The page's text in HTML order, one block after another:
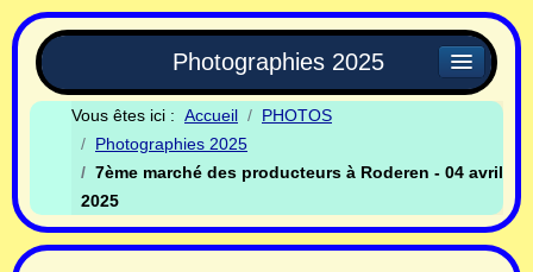
Photographies 2025
Vous êtes ici : Accueil
PHOTOS
Photographies 2025
7ème marché des producteurs à Roderen - 04 avril
2025